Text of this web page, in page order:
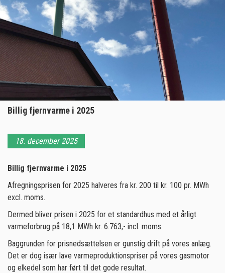
Billig fjernvarme i 2025
18. december 2025
Billig fjernvarme i 2025
Afregningsprisen for 2025 halveres fra kr. 200 til kr. 100 pr. MWh
excl. moms.
Dermed bliver prisen i 2025 for et standardhus med et årligt
varmeforbrug på 18,1 MWh kr. 6.763,- incl. moms.
Baggrunden for prisnedsættelsen er gunstig drift på vores anlæg.
Det er dog især lave varmeproduktionspriser på vores gasmotor
og elkedel som har ført til det gode resultat.